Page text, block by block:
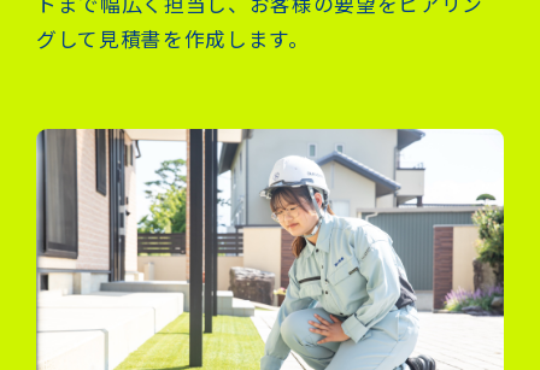
グして見積書を作成します。